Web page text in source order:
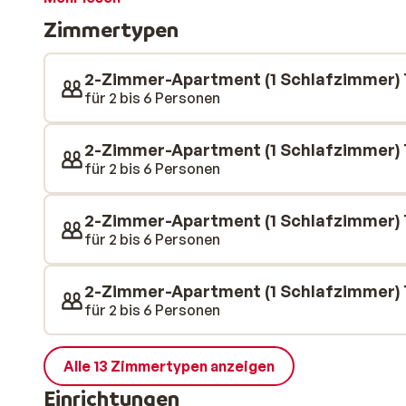
sind nur 500 Meter entfernt, so dass Sie mitten im
können Sie das schöne Schwimmbad und die Sauna
besuchen.
Zimmertypen
2-Zimmer-Apartment (1 Schlafzimmer)
für 2 bis 6 Personen
2-Zimmer-Apartment (1 Schlafzimmer)
für 2 bis 6 Personen
2-Zimmer-Apartment (1 Schlafzimmer)
für 2 bis 6 Personen
2-Zimmer-Apartment (1 Schlafzimmer)
für 2 bis 6 Personen
Alle 13 Zimmertypen anzeigen
Einrichtungen